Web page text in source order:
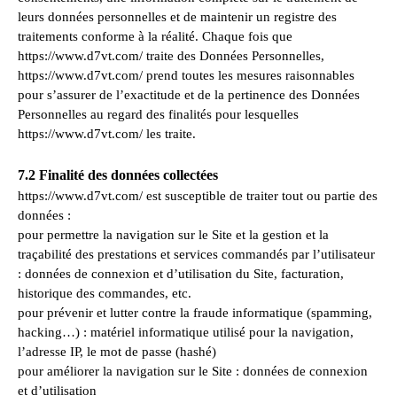
leurs données personnelles et de maintenir un registre des
traitements conforme à la réalité. Chaque fois que
https://www.d7vt.com/ traite des Données Personnelles,
https://www.d7vt.com/ prend toutes les mesures raisonnables
pour s’assurer de l’exactitude et de la pertinence des Données
Personnelles au regard des finalités pour lesquelles
https://www.d7vt.com/ les traite.
7.2 Finalité des données collectées
https://www.d7vt.com/ est susceptible de traiter tout ou partie des
données :
pour permettre la navigation sur le Site et la gestion et la
traçabilité des prestations et services commandés par l’utilisateur
: données de connexion et d’utilisation du Site, facturation,
historique des commandes, etc.
pour prévenir et lutter contre la fraude informatique (spamming,
hacking…) : matériel informatique utilisé pour la navigation,
l’adresse IP, le mot de passe (hashé)
pour améliorer la navigation sur le Site : données de connexion
et d’utilisation